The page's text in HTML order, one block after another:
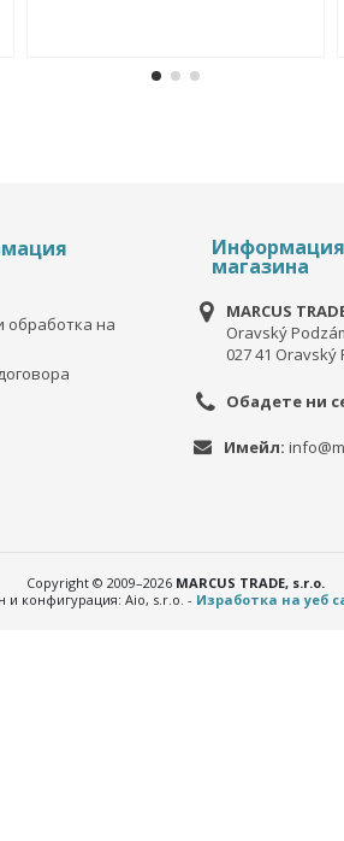
обработка на
магазина
MARCUS
Oravský
027 41
Обадете ни
Имейл:
Copyright © 2009–2026 MARCUS TRADE, s.r.o.
и конфигурация: Aio, s.r.o. - Изработка на уеб